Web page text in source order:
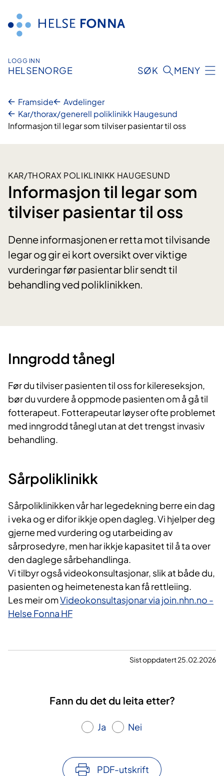
innhald
LOGG INN
HELSENORGE SØK MENY
Framside
Avdelinger
Kar/thorax/generell poliklinikk Haugesund
Informasjon til legar som tilviser pasientar til oss
KAR/THORAX POLIKLINIKK HAUGESUND
Informasjon til legar som
tilviser pasientar til oss
Denne informasjonen er retta mot tilvisande
legar og gir ei kort oversikt over viktige
vurderingar før pasientar blir sendt til
behandling ved poliklinikken.
Inngrodd tånegl
Før du tilviser pasienten til oss for kilereseksjon,
bør du vurdere å oppmode pasienten om å gå til
fotterapeut. Fotterapeutar løyser ofte problemet
med inngrodd tånegl utan at det trengst invasiv
behandling.
Sårpoliklinikk
Sårpoliklinikken vår har legedekning berre ein dag
i veka og er difor ikkje open dagleg. Vi hjelper deg
gjerne med vurdering og utarbeiding av
sårprosedyre, men har ikkje kapasitet til å ta over
den daglege sårbehandlinga.
Vi tilbyr også videokonsultasjonar, slik at både du,
pasienten og heimetenesta kan få rettleiing.
Les meir omVideokonsultasjonar via join.nhn.no -
Helse Fonna HF
Sist oppdatert 25.02.2026
Fann du det du leita etter?
Ja Nei
PDF-utskrift